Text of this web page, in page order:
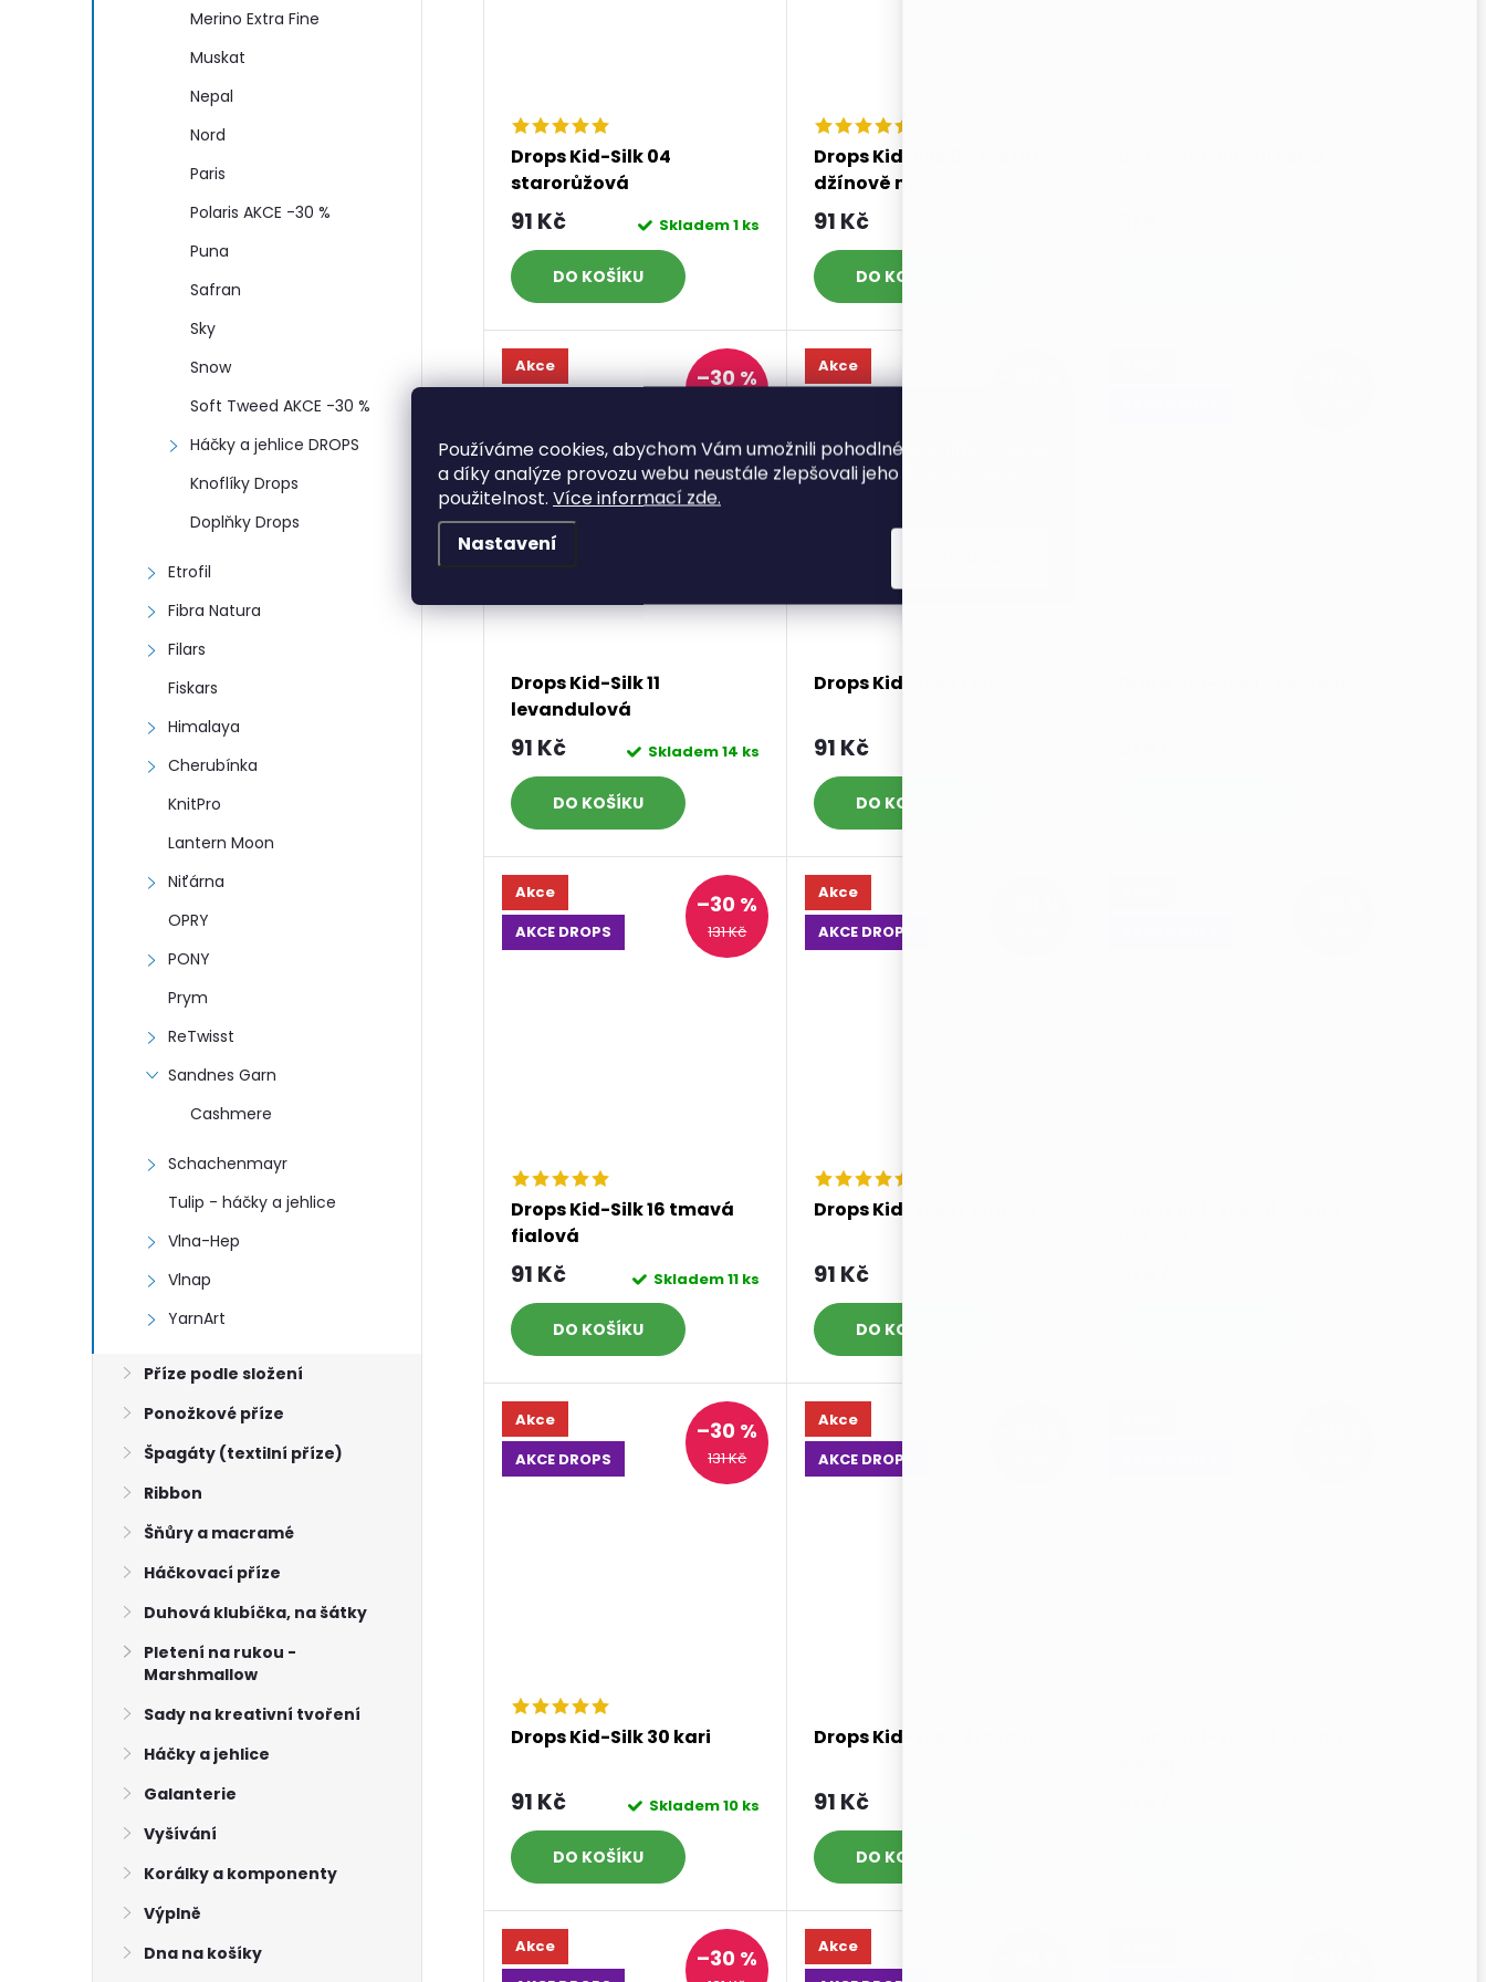
Používáme cookies, abychom Vám umožnili pohodlné prohlížení webu
a díky analýze provozu webu neustále zlepšovali jeho funkce, výkon a
použitelnost. Více informací zde.
Nastavení
Merino Extra Fine
Muskat
Nepal
Nord
Paris
Polaris AKCE -30 %
Puna
Safran
Sky
Snow
Soft Tweed AKCE -30 %
Háčky a jehlice DROPS
Knoflíky Drops
Doplňky Drops
Etrofil
Fibra Natura
Filars
Fiskars
Himalaya
Cherubínka
KnitPro
Lantern Moon
Niťárna
OPRY
PONY
Prym
ReTwisst
Sandnes Garn
Cashmere
Schachenmayr
Tulip - háčky a jehlice
Vlna-Hep
Vlnap
YarnArt
Příze podle složení
Ponožkové příze
Špagáty (textilní příze)
Ribbon
Šňůry a macramé
Háčkovací příze
Duhová klubíčka, na šátky
Pletení na rukou -
Marshmallow
Sady na kreativní tvoření
Háčky a jehlice
Galanterie
Vyšívání
Korálky a komponenty
Výplně
Dna na košíky
Drops Kid-Silk 04
starorůžová
91 Kč Skladem1 ks
DO KOŠÍKU
Drops Kid-Silk 08 světlá
džínově modrá
91 Kč
DO KOŠÍKU
Akce
–30 %
Drops Kid-Silk 11
levandulová
91 Kč Skladem14 ks
DO KOŠÍKU
Akce
Drops Kid-Silk 13 pink
91 Kč
DO KOŠÍKU
Akce
AKCE DROPS
131 Kč
–30 %
Drops Kid-Silk 16 tmavá
fialová
91 Kč Skladem11 ks
DO KOŠÍKU
Akce
AKCE DROPS
Drops Kid-Silk 17 vínová
91 Kč
DO KOŠÍKU
Akce
AKCE DROPS
131 Kč
–30 %
Drops Kid-Silk 30 kari
91 Kč Skladem10 ks
DO KOŠÍKU
Akce
AKCE DROPS
Drops Kid-Silk 33 rezavá
91 Kč
DO KOŠÍKU
Akce
–30 %
Akce